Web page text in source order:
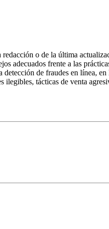
o de la última
adecuados frente a las
de fraudes en línea,
tácticas de venta